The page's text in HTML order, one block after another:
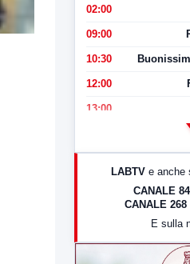
02:00
09:00
10:30
12:00
13:00
LABTV e anche
CANALE 84
CANALE 268
E sulla